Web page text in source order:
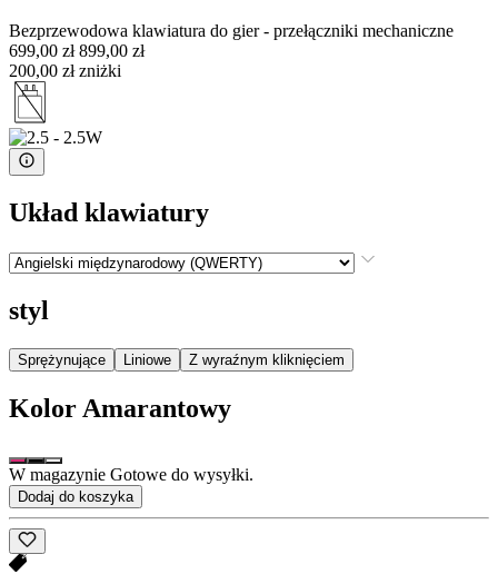
Bezprzewodowa klawiatura do gier - przełączniki mechaniczne
699,00 zł 899,00 zł
200,00 zł zniżki
Układ klawiatury
styl
Sprężynujące Liniowe Z wyraźnym kliknięciem
Kolor Amarantowy
W magazynie Gotowe do wysyłki.
Dodaj do koszyka